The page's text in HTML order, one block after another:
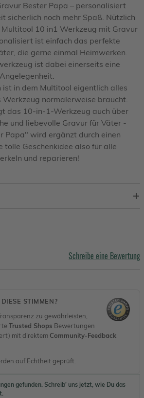
Bester Papa – personalisiert
sicherlich noch mehr Spaß. Nützlich
10 in1 Werkzeug mit Gravur
ist einfach das perfekte
die gerne einmal Heimwerken.
ist dabei einerseits eine
in dem Multitool eigentlich alles
normalerweise braucht.
das 10-in-1-Werkzeug auch über
und liebevolle Gravur für Väter -
Papa" wird ergänzt durch einen
tolle Geschenkidee also für alle
und reparieren!
Schreibe eine Bewertung
STIMMEN?
zu gewährleisten,
Trusted Shops Bewertungen
mit direktem Community-Feedback
auf Echtheit geprüft.
gefunden. Schreib' uns jetzt, wie Du das